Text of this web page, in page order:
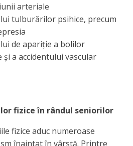
arteriale
tulburărilor psihice, precum
de apariție a bolilor
și a accidentului vascular
fizice în rândul seniorilor
fizice aduc numeroase
înaintat în vârstă. Printre